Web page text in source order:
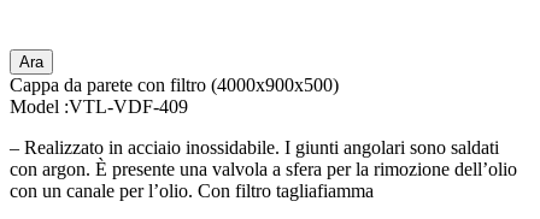
Ara
Cappa da parete con filtro (4000x900x500)
Model :VTL-VDF-409
– Realizzato in acciaio inossidabile. I giunti angolari sono saldati
con argon. È presente una valvola a sfera per la rimozione dell’olio
con un canale per l’olio. Con filtro tagliafiamma